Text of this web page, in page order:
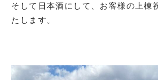
そして日本酒にして、お客様の上棟
たします。